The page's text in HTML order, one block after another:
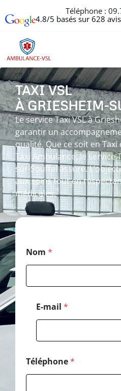
Téléphone :
4.8/5 basés sur 628 avis
TAXI VSL
À GRIESHEIM-
Le service Taxi VSL à
garantir un
qualité. Que ce soit en
Taxi Ambulance, le service
sur-Souffel assure.
aux soins tout en
médicales.
Nom *
E-mail *
Téléphone*